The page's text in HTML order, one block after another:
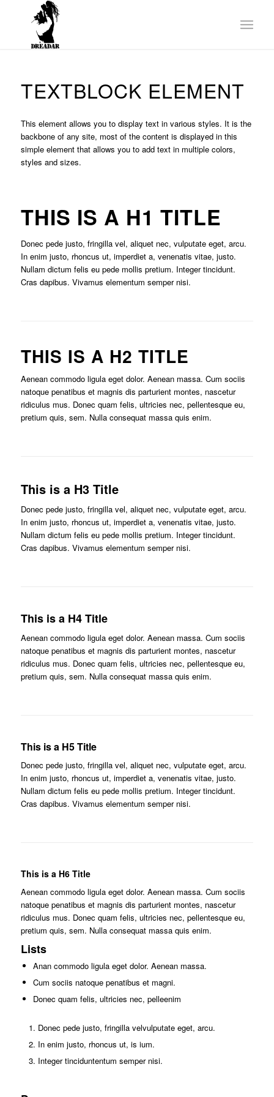
TEXTBLOCK ELEMENT
This element allows you to display text in various styles. It is the
backbone of any site, most of the content is displayed in this
simple element that allows you to add text in multiple colors,
styles and sizes.
THIS IS A H1 TITLE
Donec pede justo, fringilla vel, aliquet nec, vulputate eget, arcu.
In enim justo, rhoncus ut, imperdiet a, venenatis vitae, justo.
Nullam dictum felis eu pede mollis pretium. Integer tincidunt.
Cras dapibus. Vivamus elementum semper nisi.
THIS IS A H2 TITLE
Aenean commodo ligula eget dolor. Aenean massa. Cum sociis
natoque penatibus et magnis dis parturient montes, nascetur
ridiculus mus. Donec quam felis, ultricies nec, pellentesque eu,
pretium quis, sem. Nulla consequat massa quis enim.
This is a H3 Title
Donec pede justo, fringilla vel, aliquet nec, vulputate eget, arcu.
In enim justo, rhoncus ut, imperdiet a, venenatis vitae, justo.
Nullam dictum felis eu pede mollis pretium. Integer tincidunt.
Cras dapibus. Vivamus elementum semper nisi.
This is a H4 Title
Aenean commodo ligula eget dolor. Aenean massa. Cum sociis
natoque penatibus et magnis dis parturient montes, nascetur
ridiculus mus. Donec quam felis, ultricies nec, pellentesque eu,
pretium quis, sem. Nulla consequat massa quis enim.
This is a H5 Title
Donec pede justo, fringilla vel, aliquet nec, vulputate eget, arcu.
In enim justo, rhoncus ut, imperdiet a, venenatis vitae, justo.
Nullam dictum felis eu pede mollis pretium. Integer tincidunt.
Cras dapibus. Vivamus elementum semper nisi.
This is a H6 Title
Aenean commodo ligula eget dolor. Aenean massa. Cum sociis
natoque penatibus et magnis dis parturient montes, nascetur
ridiculus mus. Donec quam felis, ultricies nec, pellentesque eu,
pretium quis, sem. Nulla consequat massa quis enim.
Lists
Anan commodo ligula eget dolor. Aenean massa.
Cum sociis natoque penatibus et magni.
Donec quam felis, ultricies nec, pelleenim
Donec pede justo, fringilla velvulputate eget, arcu.
In enim justo, rhoncus ut, is ium.
Integer tinciduntentum semper nisi.